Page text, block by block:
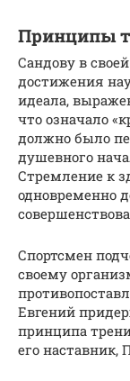
Принципы
Сандову в
достижения
идеала,
что означало
должно было
душевного
Стремление к
одновременно
Спортсмен
своему
Евгений
принципа
его наставник,